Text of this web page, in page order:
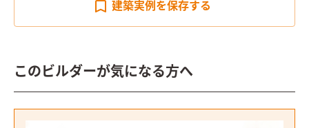
建築実例を保存する
このビルダーが気になる方へ